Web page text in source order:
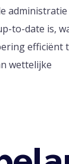
administratie
to-date is,
efficiënt
wettelijke